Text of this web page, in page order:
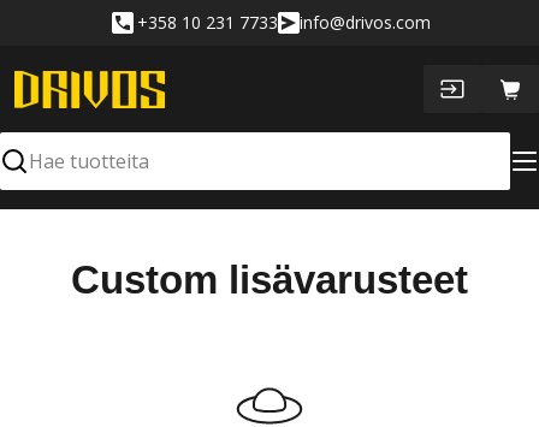
+358 10 231 7733 info@drivos.com
Hae
K
Custom lisävarusteet